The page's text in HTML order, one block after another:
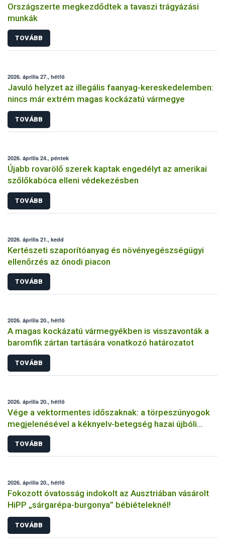
Országszerte megkezdődtek a tavaszi trágyázási
munkák
TOVÁBB
2026. április 27., hétfő
Javuló helyzet az illegális faanyag-kereskedelemben:
nincs már extrém magas kockázatú vármegye
TOVÁBB
2026. április 24., péntek
Újabb rovarölő szerek kaptak engedélyt az amerikai
szőlőkabóca elleni védekezésben
TOVÁBB
2026. április 21., kedd
Kertészeti szaporítóanyag és növényegészségügyi
ellenőrzés az ónodi piacon
TOVÁBB
2026. április 20., hétfő
A magas kockázatú vármegyékben is visszavonták a
baromfik zártan tartására vonatkozó határozatot
TOVÁBB
2026. április 20., hétfő
Vége a vektormentes időszaknak: a törpeszúnyogok
megjelenésével a kéknyelv-betegség hazai újbóli
előfordulása lehetséges
TOVÁBB
2026. április 20., hétfő
Fokozott óvatosság indokolt az Ausztriában vásárolt
HiPP „sárgarépa-burgonya” bébiételeknél!
TOVÁBB